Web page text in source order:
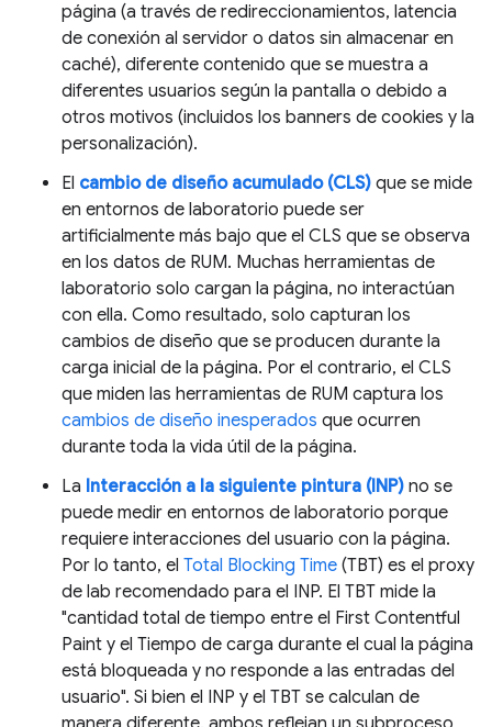
página (a través de redireccionamientos, latencia
de conexión al servidor o datos sin almacenar en
caché), diferente contenido que se muestra a
diferentes usuarios según la pantalla o debido a
otros motivos (incluidos los banners de cookies y la
personalización).
El cambio de diseño acumulado (CLS) que se mide
en entornos de laboratorio puede ser
artificialmente más bajo que el CLS que se observa
en los datos de RUM. Muchas herramientas de
laboratorio solo cargan la página, no interactúan
con ella. Como resultado, solo capturan los
cambios de diseño que se producen durante la
carga inicial de la página. Por el contrario, el CLS
que miden las herramientas de RUM captura los
cambios de diseño inesperados que ocurren
durante toda la vida útil de la página.
La Interacción a la siguiente pintura (INP) no se
puede medir en entornos de laboratorio porque
requiere interacciones del usuario con la página.
Por lo tanto, el Total Blocking Time (TBT) es el proxy
de lab recomendado para el INP. El TBT mide la
"cantidad total de tiempo entre el First Contentful
Paint y el Tiempo de carga durante el cual la página
está bloqueada y no responde a las entradas del
usuario". Si bien el INP y el TBT se calculan de